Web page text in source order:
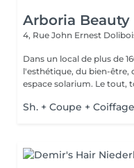
Arboria Beauty
4, Rue John Ernest
Dans un local de plus de
l'esthétique, du bien-être,
espace solarium. Le tout,
Sh. + Coupe + Coiffage